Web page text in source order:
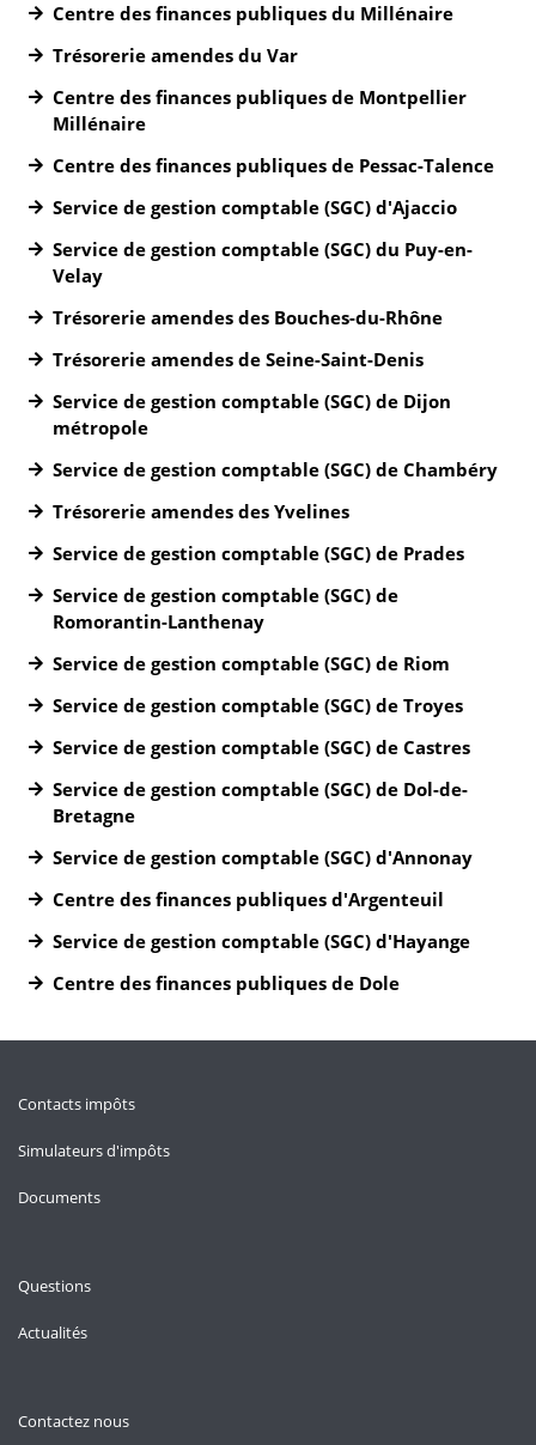
Centre des finances publiques du Millénaire
Trésorerie amendes du Var
Centre des finances publiques de Montpellier
Millénaire
Centre des finances publiques de Pessac-Talence
Service de gestion comptable (SGC) d'Ajaccio
Service de gestion comptable (SGC) du Puy-en-
Velay
Trésorerie amendes des Bouches-du-Rhône
Trésorerie amendes de Seine-Saint-Denis
Service de gestion comptable (SGC) de Dijon
métropole
Service de gestion comptable (SGC) de Chambéry
Trésorerie amendes des Yvelines
Service de gestion comptable (SGC) de Prades
Service de gestion comptable (SGC) de
Romorantin-Lanthenay
Service de gestion comptable (SGC) de Riom
Service de gestion comptable (SGC) de Troyes
Service de gestion comptable (SGC) de Castres
Service de gestion comptable (SGC) de Dol-de-
Bretagne
Service de gestion comptable (SGC) d'Annonay
Centre des finances publiques d'Argenteuil
Service de gestion comptable (SGC) d'Hayange
Centre des finances publiques de Dole
Contacts impôts
Simulateurs d'impôts
Documents
Questions
Actualités
Contactez nous